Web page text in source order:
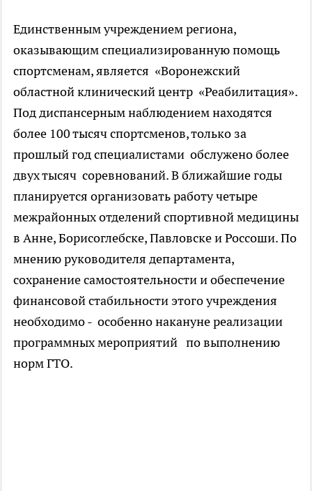
Единственным учреждением региона,
оказывающим специализированную помощь
спортсменам, является «Воронежский
областной клинический центр «Реабилитация».
Под диспансерным наблюдением находятся
более 100 тысяч спортсменов, только за
прошлый год специалистами обслужено более
двух тысяч соревнований. В ближайшие годы
планируется организовать работу четыре
межрайонных отделений спортивной медицины
в Анне, Борисоглебске, Павловске и Россоши. По
мнению руководителя департамента,
сохранение самостоятельности и обеспечение
финансовой стабильности этого учреждения
необходимо - особенно накануне реализации
программных мероприятий по выполнению
норм ГТО.